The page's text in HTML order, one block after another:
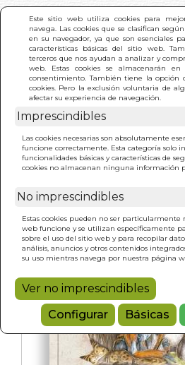
Este sitio web utiliza cookies para
navega. Las cookies que se clasifican
en su navegador, ya que son esenciales
características básicas del sitio web.
terceros que nos ayudan a analizar y
web. Estas cookies se almacenarán
consentimiento. También tiene la opción
cookies. Pero la exclusión voluntaria de
afectar su experiencia de navegación.
Imprescindibles
Las cookies necesarias son absolutamente
funcione correctamente. Esta categoría solo
funcionalidades básicas y características de
cookies no almacenan ninguna información
No imprescindibles
Estas cookies pueden no ser particularmente
web funcione y se utilizan específicamente
sobre el uso del sitio web y para recopilar
análisis, anuncios y otros contenidos
su uso mientras navega por nuestra página
Ver no imprescindibles
Configurar
Básicas
INICIO > STAR WARS.